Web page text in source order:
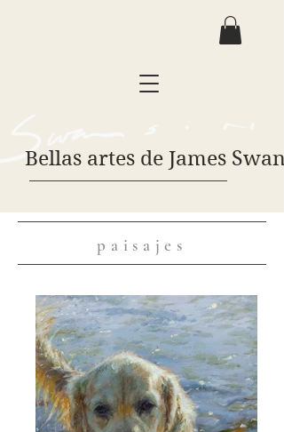
Bellas artes de James
paisajes